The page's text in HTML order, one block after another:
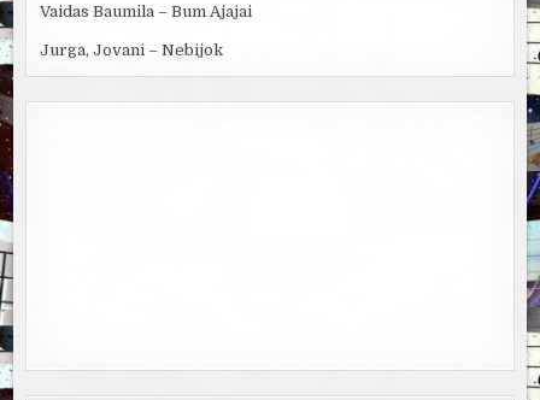
Vaidas Baumila – Bum Ajajai
Jurga, Jovani – Nebijok